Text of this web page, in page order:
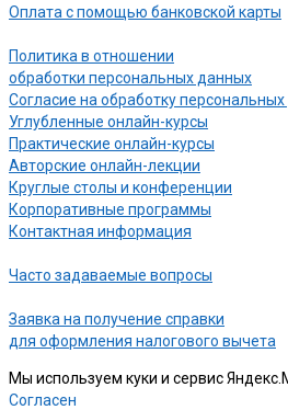
Оплата с помощью банковской карты
Политика в отношении
обработки персональных данных
Согласие на обработку
Углубленные онлайн-курсы
Практические онлайн-курсы
Авторские онлайн-лекции
Круглые столы и конференции
Корпоративные программы
Контактная информация
Часто задаваемые вопросы
Заявка на получение справки
для оформления налогового вычета
Мы используем куки и сервис
Согласен